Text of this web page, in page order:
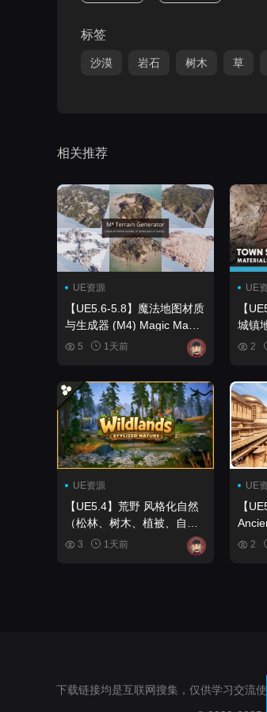
标签
沙漠 岩石 树木 草
相关推荐
UE资源
【UE5.6-5.8】魔法地图材质
与生成器 (M4) Magic Map
Material & Maker (M4)
5 1天前
UE
【
城镇
2
UE资源
【UE5.4】荒野 风格化自然
（松林、树木、植被、自
然、森林、生物群系）
3 1天前
UE
【
2
下载链接均是互联网搜集，仅供学习交流